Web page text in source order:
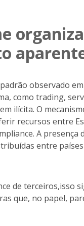
observado
como trading,
ilícita. O
recursos entre
A
entre
de terceiros,isso
que, no papel,